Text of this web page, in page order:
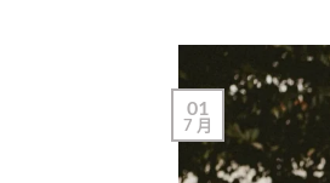
01
7 月